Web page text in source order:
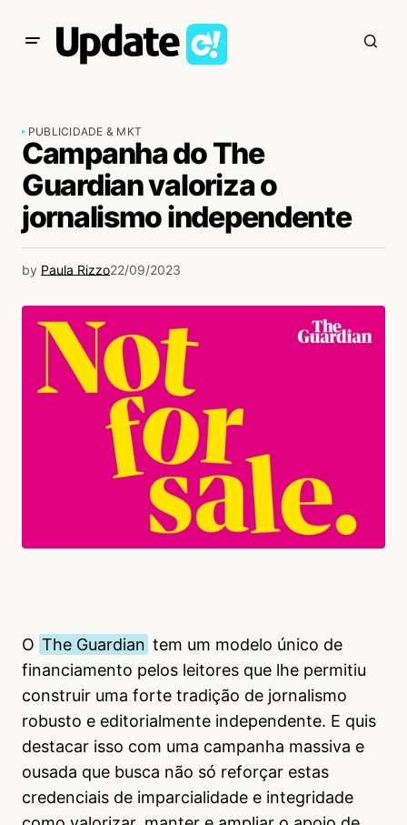
PUBLICIDADE & MKT
Campanha do The
Guardian valoriza o
jornalismo independente
by Paula Rizzo22/09/2023
O The Guardian tem um modelo único de
financiamento pelos leitores que lhe permitiu
construir uma forte tradição de jornalismo
robusto e editorialmente independente. E quis
destacar isso com uma campanha massiva e
ousada que busca não só reforçar estas
credenciais de imparcialidade e integridade